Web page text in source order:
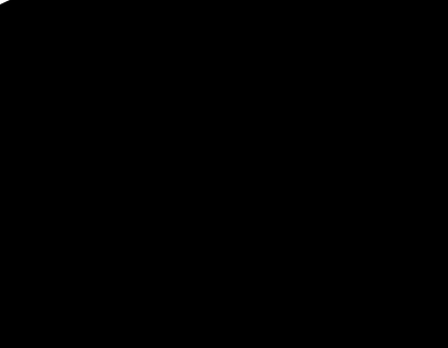
ручная работа, но выглядит стильно, как арт-
себе фотокнигу. Ей понравился процесс и